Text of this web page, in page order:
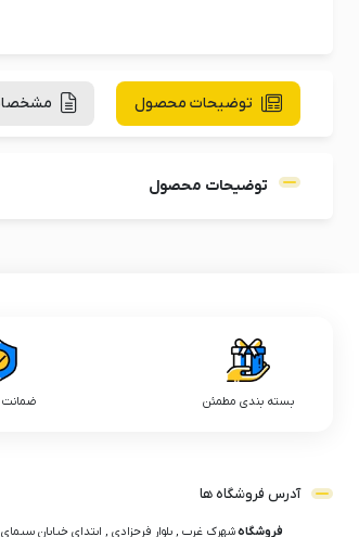
توضیحات محصول
توضیحات محصول
بسته بندی مطمئن ضمانت
آدرس فروشگاه ها
فروشگاهشهرک غرب , بلوار فرحزادی , ابتدای خیابان